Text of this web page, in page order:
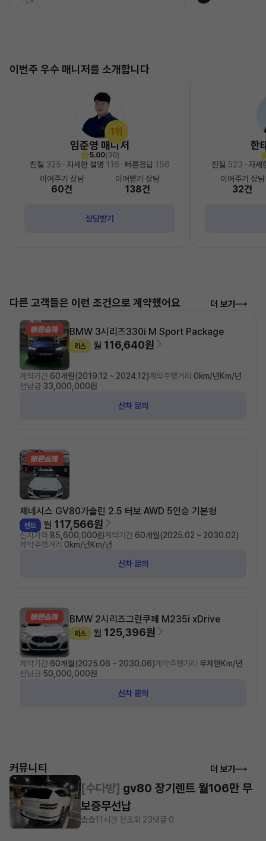
이번주 우수 매니저를 소개합니다
1위
임준영 매니저
5.00(30)
친절 325 · 자세한 설명 116 · 빠른응답 156
이어주기 상담
60건
이어받기 상담
138건
상담받기
한
친절 523 · 자
이어주기 상담
32건
다른 고객들은 이런 조건으로 계약했어요 더 보기
BMW 3시리즈330i M Sport Package
리스 월 116,640원
계약기간 60개월(2019.12 ~ 2024.12)계약주행거리 0km/년Km/년
선납금 33,000,000원
신차 문의
제네시스 GV80가솔린 2.5 터보 AWD 5인승 기본형
렌트 월 117,566원
신차가격 85,600,000원계약기간 60개월(2025.02 ~ 2030.02)
계약주행거리 0km/년Km/년
신차 문의
BMW 2시리즈그란쿠페 M235i xDrive
리스 월 125,396원
계약기간 60개월(2025.06 ~ 2030.06)계약주행거리 무제한Km/년
선납금 50,000,000원
신차 문의
커뮤니티 더 보기
[수다방] gv80 장기렌트 월106만 무
보증무선납
승승11시간 전조회 23댓글 0